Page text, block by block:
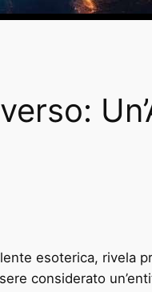
esoterica, rivela
considerato